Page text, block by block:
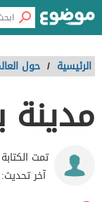
الرئيسية / حول
مدينة
تمت
آخر تحديث: